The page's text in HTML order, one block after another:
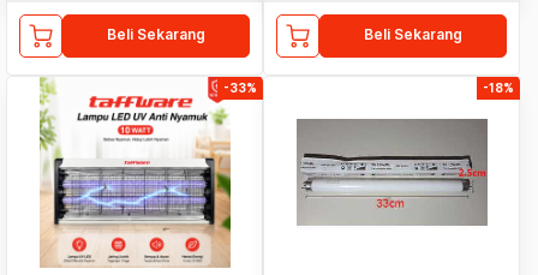
Beli Sekarang Beli Sekarang
-33% -18%